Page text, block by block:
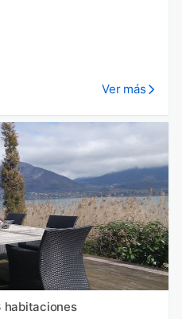
Ver más
habitaciones